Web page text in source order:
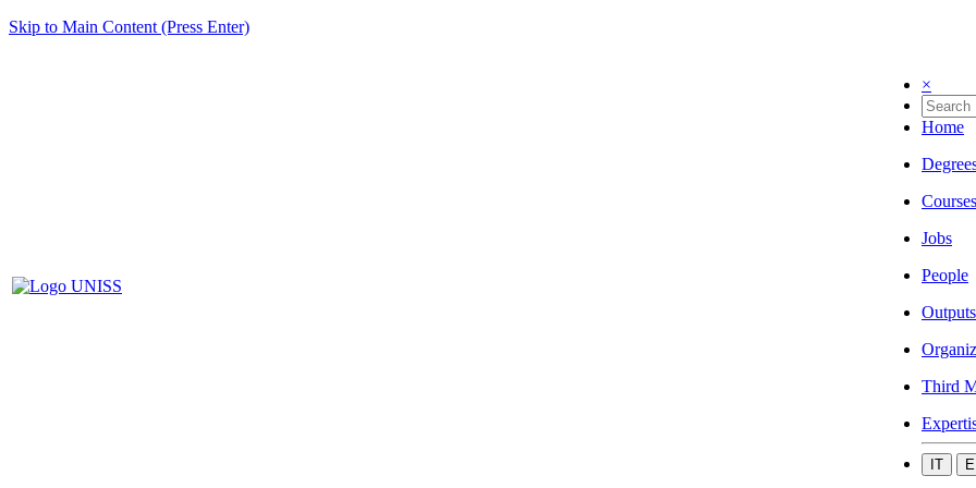
Skip to Main Content (Press Enter)
×
Home
Courses
Jobs
People
Outputs
Third
IT